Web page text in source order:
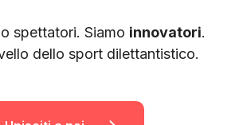
spettatori. Siamo innovatori.
dello sport dilettantistico.